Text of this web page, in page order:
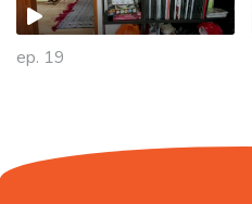
ep. 19